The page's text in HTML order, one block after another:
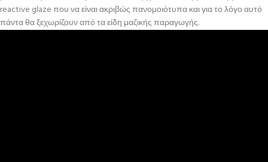
reactive glaze που να είναι ακριβώς πανομοιότυπα και για το λόγο αυτό
πάντα θα ξεχωρίζουν από τα είδη μαζικής παραγωγής.